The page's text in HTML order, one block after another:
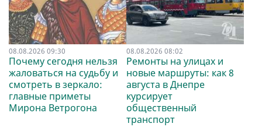
08.08.2026 09:30
Почему сегодня нельзя
жаловаться на судьбу и
смотреть в зеркало:
главные приметы
Мирона Ветрогона
08.08.2026 08:02
Ремонты на улицах и
новые маршруты: как 8
августа в Днепре
курсирует
общественный
транспорт